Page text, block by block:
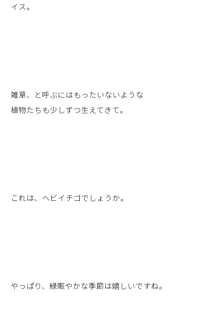
イス。
雑草、と呼ぶにはもったいないような
植物たちも少しずつ生えてきて。
これは、ヘビイチゴでしょうか。
やっぱり、緑賑やかな季節は嬉しいですね。